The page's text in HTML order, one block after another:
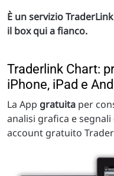
È un servizio
il box qui a fianco.
Traderlink Chart:
iPhone, iPad e
La App gratuita per
analisi grafica e
account gratuito